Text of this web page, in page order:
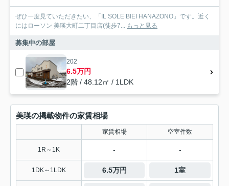
ぜひ一度見ていただきたい、「IL SOLE BIEI HANAZONO」です。近く
にはローソン 美瑛大町二丁目店(徒歩7... もっと見る
募集中の部屋
202
6.5万円
2階 / 48.12㎡ / 1LDK
美瑛の掲載物件の家賃相場
家賃相場 空室件数
1R～1K - -
1DK～1LDK 6.5万円 1室